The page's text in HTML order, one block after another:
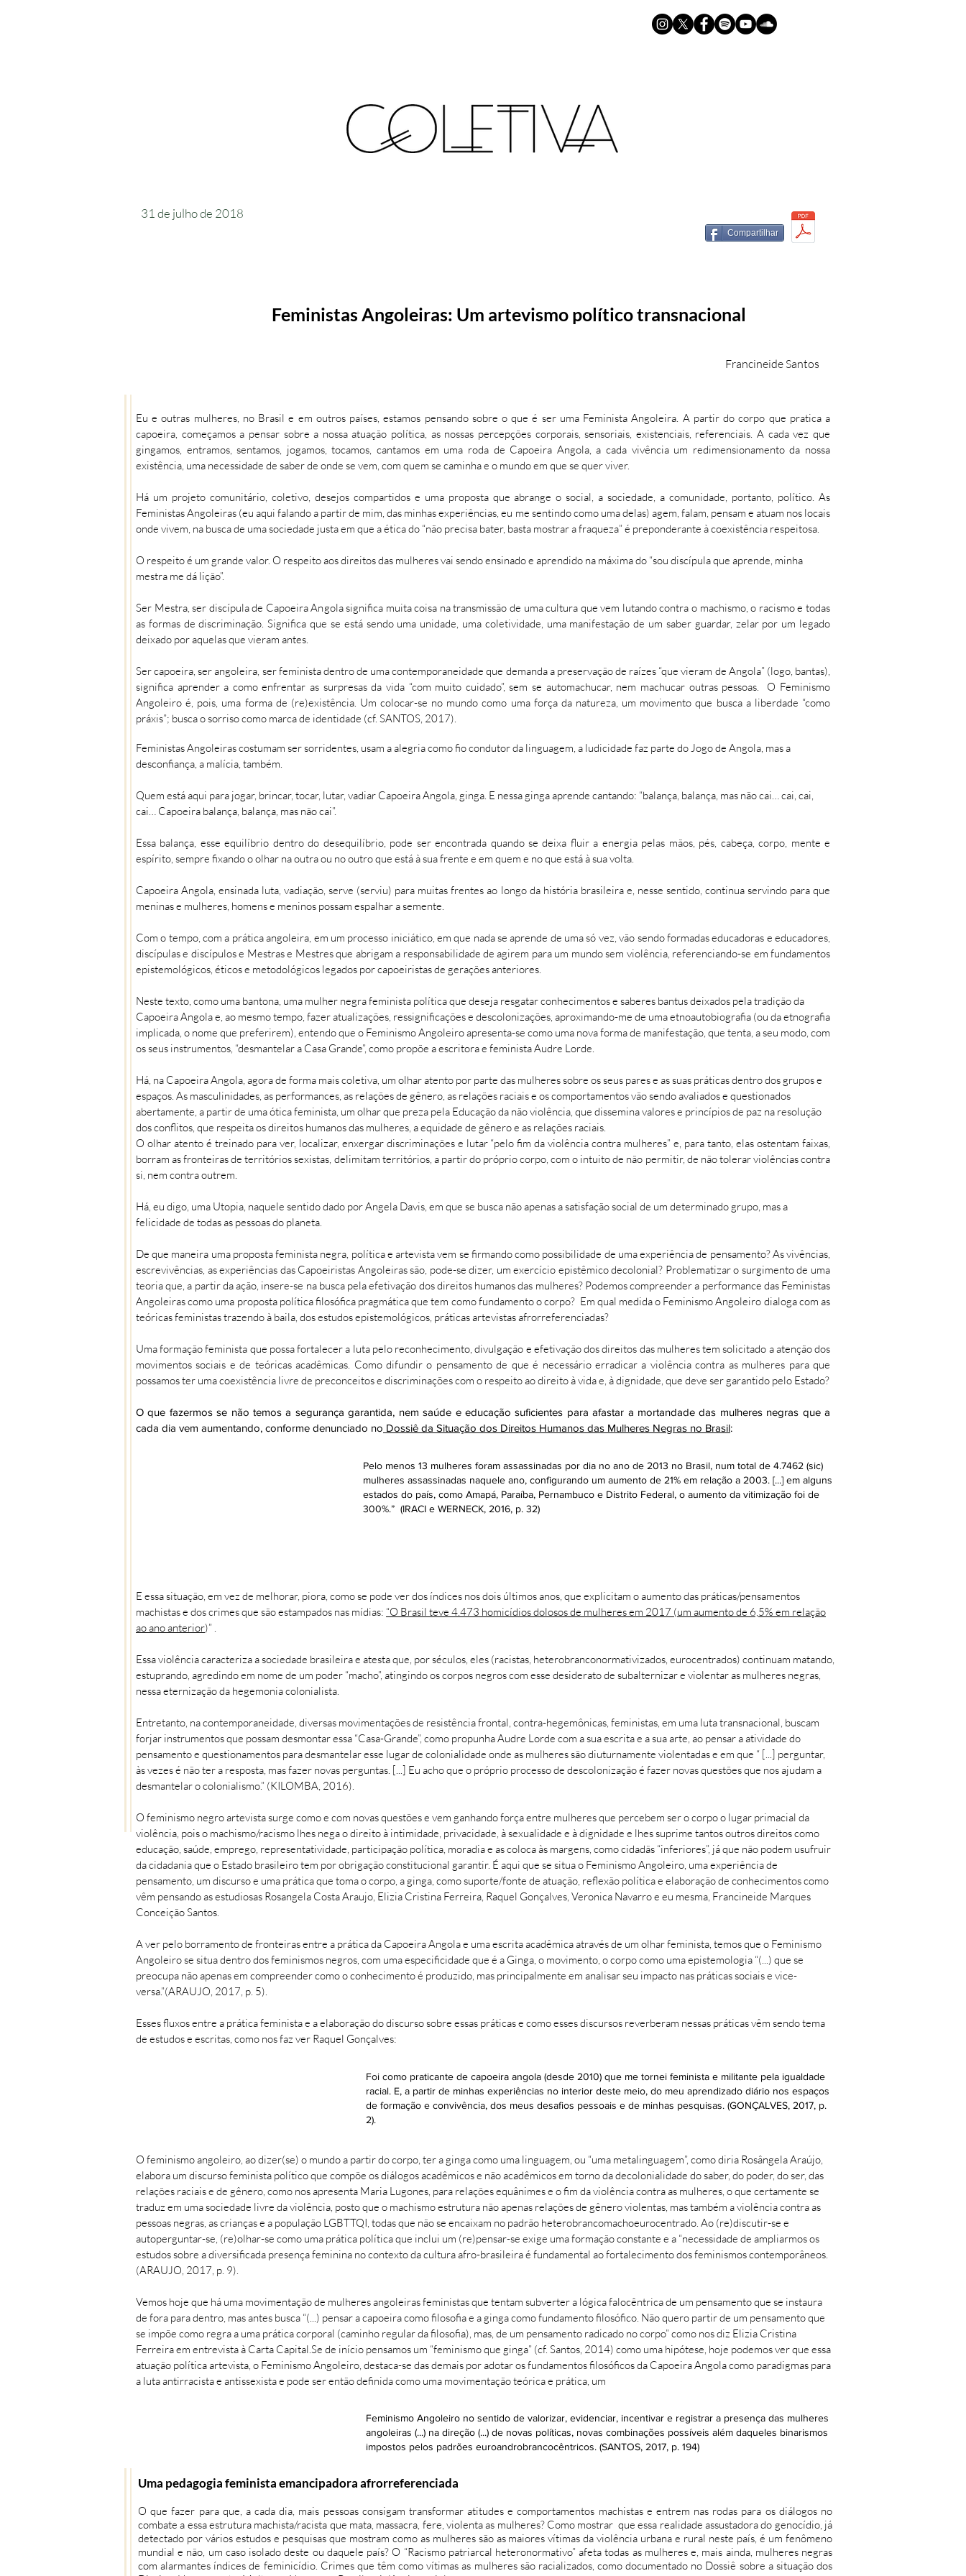
31 de julho de 2018
Compartilhar
Feministas Angoleiras: Um artevismo político transnacional
Francineide Santos
Eu e outras mulheres, no Brasil e em outros países, estamos pensando sobre o que é ser uma Feminista Angoleira. A partir do corpo que pratica a
capoeira, começamos a pensar sobre a nossa atuação política, as nossas percepções corporais, sensoriais, existenciais, referenciais. A cada vez que
gingamos, entramos, sentamos, jogamos, tocamos, cantamos em uma roda de Capoeira Angola, a cada vivência um redimensionamento da nossa
existência, uma necessidade de saber de onde se vem, com quem se caminha e o mundo em que se quer viver.
Há um projeto comunitário, coletivo, desejos compartidos e uma proposta que abrange o social, a sociedade, a comunidade, portanto, político. As
Feministas Angoleiras (eu aqui falando a partir de mim, das minhas experiências, eu me sentindo como uma delas) agem, falam, pensam e atuam nos locais
onde vivem, na busca de uma sociedade justa em que a ética do “não precisa bater, basta mostrar a fraqueza” é preponderante à coexistência respeitosa.
O respeito é um grande valor. O respeito aos direitos das mulheres vai sendo ensinado e aprendido na máxima do “sou discípula que aprende, minha
mestra me dá lição”.
Ser Mestra, ser discípula de Capoeira Angola significa muita coisa na transmissão de uma cultura que vem lutando contra o machismo, o racismo e todas
as formas de discriminação. Significa que se está sendo uma unidade, uma coletividade, uma manifestação de um saber guardar, zelar por um legado
deixado por aquelas que vieram antes.
Ser capoeira, ser angoleira, ser feminista dentro de uma contemporaneidade que demanda a preservação de raízes “que vieram de Angola” (logo, bantas),
significa aprender a como enfrentar as surpresas da vida “com muito cuidado”, sem se automachucar, nem machucar outras pessoas. O Feminismo
Angoleiro é, pois, uma forma de (re)existência. Um colocar-se no mundo como uma força da natureza, um movimento que busca a liberdade “como
práxis”; busca o sorriso como marca de identidade (cf. SANTOS, 2017).
Feministas Angoleiras costumam ser sorridentes, usam a alegria como fio condutor da linguagem, a ludicidade faz parte do Jogo de Angola, mas a
desconfiança, a malícia, também.
Quem está aqui para jogar, brincar, tocar, lutar, vadiar Capoeira Angola, ginga. E nessa ginga aprende cantando: “balança, balança, mas não cai… cai, cai,
cai… Capoeira balança, balança, mas não cai”.
Essa balança, esse equilíbrio dentro do desequilíbrio, pode ser encontrada quando se deixa fluir a energia pelas mãos, pés, cabeça, corpo, mente e
espírito, sempre fixando o olhar na outra ou no outro que está à sua frente e em quem e no que está à sua volta.
Capoeira Angola, ensinada luta, vadiação, serve (serviu) para muitas frentes ao longo da história brasileira e, nesse sentido, continua servindo para que
meninas e mulheres, homens e meninos possam espalhar a semente.
Com o tempo, com a prática angoleira, em um processo iniciático, em que nada se aprende de uma só vez, vão sendo formadas educadoras e educadores,
discípulas e discípulos e Mestras e Mestres que abrigam a responsabilidade de agirem para um mundo sem violência, referenciando-se em fundamentos
epistemológicos, éticos e metodológicos legados por capoeiristas de gerações anteriores.
Neste texto, como uma bantona, uma mulher negra feminista política que deseja resgatar conhecimentos e saberes bantus deixados pela tradição da
Capoeira Angola e, ao mesmo tempo, fazer atualizações, ressignificações e descolonizações, aproximando-me de uma etnoautobiografia (ou da etnografia
implicada, o nome que preferirem), entendo que o Feminismo Angoleiro apresenta-se como uma nova forma de manifestação, que tenta, a seu modo, com
os seus instrumentos, “desmantelar a Casa Grande”, como propõe a escritora e feminista Audre Lorde.
Há, na Capoeira Angola, agora de forma mais coletiva, um olhar atento por parte das mulheres sobre os seus pares e as suas práticas dentro dos grupos e
espaços. As masculinidades, as performances, as relações de gênero, as relações raciais e os comportamentos vão sendo avaliados e questionados
abertamente, a partir de uma ótica feminista, um olhar que preza pela Educação da não violência, que dissemina valores e princípios de paz na resolução
dos conflitos, que respeita os direitos humanos das mulheres, a equidade de gênero e as relações raciais.
O olhar atento é treinado para ver, localizar, enxergar discriminações e lutar “pelo fim da violência contra mulheres” e, para tanto, elas ostentam faixas,
borram as fronteiras de territórios sexistas, delimitam territórios, a partir do próprio corpo, com o intuito de não permitir, de não tolerar violências contra
si, nem contra outrem.
Há, eu digo, uma Utopia, naquele sentido dado por Angela Davis, em que se busca não apenas a satisfação social de um determinado grupo, mas a
felicidade de todas as pessoas do planeta.
De que maneira uma proposta feminista negra, política e artevista vem se firmando como possibilidade de uma experiência de pensamento? As vivências,
escrevivências, as experiências das Capoeiristas Angoleiras são, pode-se dizer, um exercício epistêmico decolonial? Problematizar o surgimento de uma
teoria que, a partir da ação, insere-se na busca pela efetivação dos direitos humanos das mulheres? Podemos compreender a performance das Feministas
Angoleiras como uma proposta política filosófica pragmática que tem como fundamento o corpo? Em qual medida o Feminismo Angoleiro dialoga com as
teóricas feministas trazendo à baila, dos estudos epistemológicos, práticas artevistas afrorreferenciadas?
Uma formação feminista que possa fortalecer a luta pelo reconhecimento, divulgação e efetivação dos direitos das mulheres tem solicitado a atenção dos
movimentos sociais e de teóricas acadêmicas. Como difundir o pensamento de que é necessário erradicar a violência contra as mulheres para que
possamos ter uma coexistência livre de preconceitos e discriminações com o respeito ao direito à vida e, à dignidade, que deve ser garantido pelo Estado?
O que fazermos se não temos a segurança garantida, nem saúde e educação suficientes para afastar a mortandade das mulheres negras que a
cada dia vem aumentando, conforme denunciado no Dossiê da Situação dos Direitos Humanos das Mulheres Negras no Brasil:
Pelo menos 13 mulheres foram assassinadas por dia no ano de 2013 no Brasil, num total de 4.7462 (sic)
mulheres assassinadas naquele ano, configurando um aumento de 21% em relação a 2003. [...] em alguns
estados do país, como Amapá, Paraíba, Pernambuco e Distrito Federal, o aumento da vitimização foi de
300%.” (IRACI e WERNECK, 2016, p. 32)
E essa situação, em vez de melhorar, piora, como se pode ver dos índices nos dois últimos anos, que explicitam o aumento das práticas/pensamentos
machistas e dos crimes que são estampados nas mídias: “O Brasil teve 4.473 homicídios dolosos de mulheres em 2017 (um aumento de 6,5% em relação
ao ano anterior)” .
Essa violência caracteriza a sociedade brasileira e atesta que, por séculos, eles (racistas, heterobranconormativizados, eurocentrados) continuam matando,
estuprando, agredindo em nome de um poder “macho”, atingindo os corpos negros com esse desiderato de subalternizar e violentar as mulheres negras,
nessa eternização da hegemonia colonialista.
Entretanto, na contemporaneidade, diversas movimentações de resistência frontal, contra-hegemônicas, feministas, em uma luta transnacional, buscam
forjar instrumentos que possam desmontar essa “Casa-Grande”, como propunha Audre Lorde com a sua escrita e a sua arte, ao pensar a atividade do
pensamento e questionamentos para desmantelar esse lugar de colonialidade onde as mulheres são diuturnamente violentadas e em que “ [...] perguntar,
às vezes é não ter a resposta, mas fazer novas perguntas. [...] Eu acho que o próprio processo de descolonização é fazer novas questões que nos ajudam a
desmantelar o colonialismo.” (KILOMBA, 2016).
O feminismo negro artevista surge como e com novas questões e vem ganhando força entre mulheres que percebem ser o corpo o lugar primacial da
violência, pois o machismo/racismo lhes nega o direito à intimidade, privacidade, à sexualidade e à dignidade e lhes suprime tantos outros direitos como
educação, saúde, emprego, representatividade, participação política, moradia e as coloca às margens, como cidadãs “inferiores”, já que não podem usufruir
da cidadania que o Estado brasileiro tem por obrigação constitucional garantir. É aqui que se situa o Feminismo Angoleiro, uma experiência de
pensamento, um discurso e uma prática que toma o corpo, a ginga, como suporte/fonte de atuação, reflexão política e elaboração de conhecimentos como
vêm pensando as estudiosas Rosangela Costa Araujo, Elizia Cristina Ferreira, Raquel Gonçalves, Veronica Navarro e eu mesma, Francineide Marques
Conceição Santos.
A ver pelo borramento de fronteiras entre a prática da Capoeira Angola e uma escrita acadêmica através de um olhar feminista, temos que o Feminismo
Angoleiro se situa dentro dos feminismos negros, com uma especificidade que é a Ginga, o movimento, o corpo como uma epistemologia “(...) que se
preocupa não apenas em compreender como o conhecimento é produzido, mas principalmente em analisar seu impacto nas práticas sociais e vice-
versa.”(ARAUJO, 2017, p. 5).
Esses fluxos entre a prática feminista e a elaboração do discurso sobre essas práticas e como esses discursos reverberam nessas práticas vêm sendo tema
de estudos e escritas, como nos faz ver Raquel Gonçalves​:
Foi como praticante de capoeira angola (desde 2010) que me tornei feminista e militante pela igualdade
racial. E, a partir de minhas experiências no interior deste meio, do meu aprendizado diário nos espaços
de formação e convivência, dos meus desafios pessoais e de minhas pesquisas. (GONÇALVES, 2017, p.
2).
O feminismo angoleiro, ao dizer(se) o mundo a partir do corpo, ter a ginga como uma linguagem, ou “uma metalinguagem”, como diria Rosângela Araújo,
elabora um discurso feminista político que compõe os diálogos acadêmicos e não acadêmicos em torno da decolonialidade do saber, do poder, do ser, das
relações raciais e de gênero, como nos apresenta Maria Lugones, para relações equânimes e o fim da violência contra as mulheres, o que certamente se
traduz em uma sociedade livre da violência, posto que o machismo estrutura não apenas relações de gênero violentas, mas também a violência contra as
pessoas negras, as crianças e a população LGBTTQI, todas que não se encaixam no padrão heterobrancomachoeurocentrado. Ao (re)discutir-se e
autoperguntar-se, (re)olhar-se como uma prática política que inclui um (re)pensar-se exige uma formação constante e a “necessidade de ampliarmos os
estudos sobre a diversificada presença feminina no contexto da cultura afro-brasileira é fundamental ao fortalecimento dos feminismos contemporâneos.
(ARAUJO, 2017, p. 9).
Vemos hoje que há uma movimentação de mulheres angoleiras feministas que tentam subverter a lógica falocêntrica de um pensamento que se instaura
de fora para dentro, mas antes busca “(...) pensar a capoeira como filosofia e a ginga como fundamento filosófico. Não quero partir de um pensamento que
se impõe como regra a uma prática corporal (caminho regular da filosofia), mas, de um pensamento radicado no corpo” como nos diz Elizia Cristina
Ferreira em entrevista à Carta Capital.Se de início pensamos um “feminismo que ginga” (cf. Santos, 2014) como uma hipótese, hoje podemos ver que essa
atuação política artevista, o Feminismo Angoleiro, destaca-se das demais por adotar os fundamentos filosóficos da Capoeira Angola como paradigmas para
a luta antirracista e antissexista e pode ser então definida como uma movimentação teórica e prática, um
Feminismo Angoleiro no sentido de valorizar, evidenciar, incentivar e registrar a presença das mulheres
angoleiras (...) na direção (...) de novas políticas, novas combinações possíveis além daqueles binarismos
impostos pelos padrões euroandrobrancocêntricos. (SANTOS, 2017, p. 194)
Uma pedagogia feminista emancipadora afrorreferenciada
O que fazer para que, a cada dia, mais pessoas consigam transformar atitudes e comportamentos machistas e entrem nas rodas para os diálogos no
combate a essa estrutura machista/racista que mata, massacra, fere, violenta as mulheres? Como mostrar que essa realidade assustadora do genocídio, já
detectado por vários estudos e pesquisas que mostram como as mulheres são as maiores vítimas da violência urbana e rural neste país, é um fenômeno
mundial e não, um caso isolado deste ou daquele país? O “Racismo patriarcal heteronormativo” afeta todas as mulheres e, mais ainda, mulheres negras
com alarmantes índices de feminicídio. Crimes que têm como vítimas as mulheres são racializados, como documentado no Dossiê sobre a situação dos